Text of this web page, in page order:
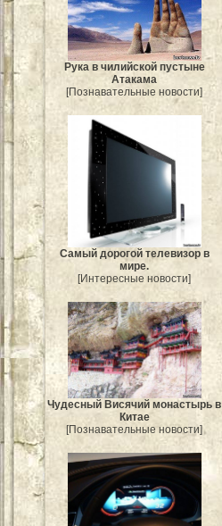
Рука в чилийской пустыне
Атакама
[Познавательные новости]
Самый дорогой телевизор в
мире.
[Интересные новости]
Чудесный Висячий монастырь в
Китае
[Познавательные новости]